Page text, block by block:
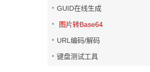
GUID在线生成
图片转Base64
URL编码/解码
键盘测试工具